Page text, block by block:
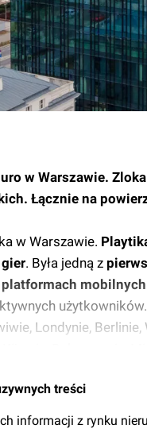
w Warszawie.
Łącznie na
w Warszawie.
. Była jedną z
platformach mobilnych
Londynie, Berlinie,
treści
informacji z rynku